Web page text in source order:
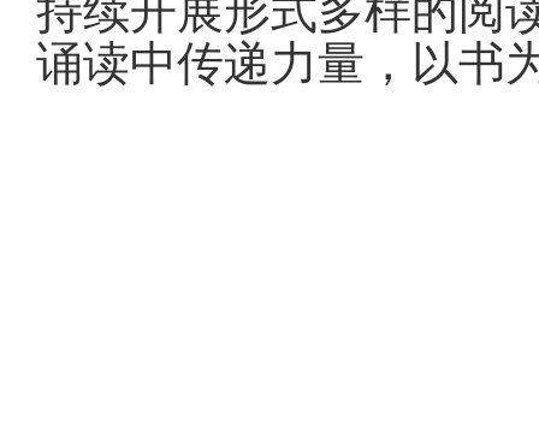
持续开展形式多样的阅
诵读中传递力量，以书